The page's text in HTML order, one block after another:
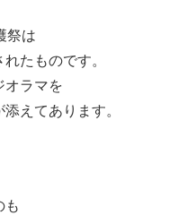
祭は
たものです。
オラマを
えてあります。
も